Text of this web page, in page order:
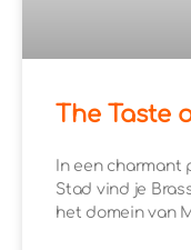
The Taste
In een charmant
Stad vind je
het domein van